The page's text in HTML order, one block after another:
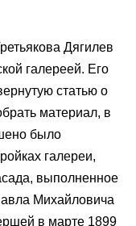
Дягилев
галереей. Его
статью о
материал, в
было
галереи,
выполненное
Михайловича
в марте 1899